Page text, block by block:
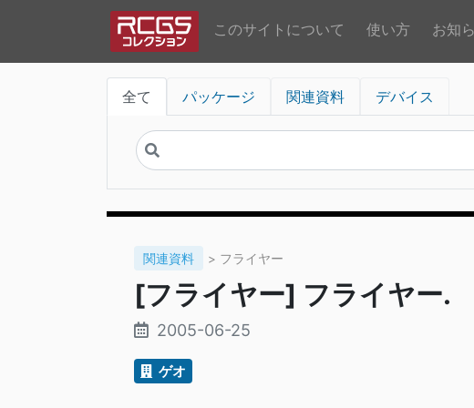
このサイトについて 使い方 お知
全て パッケージ 関連資料 デバイス
関連資料 > フライヤー
[フライヤー] フライヤー.
2005-06-25
ゲオ